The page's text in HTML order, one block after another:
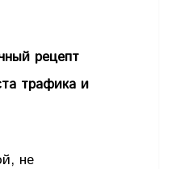
рецепт
трафика и
не